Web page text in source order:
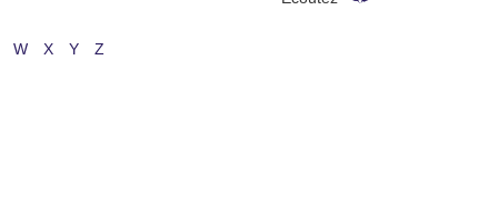
W X Y Z